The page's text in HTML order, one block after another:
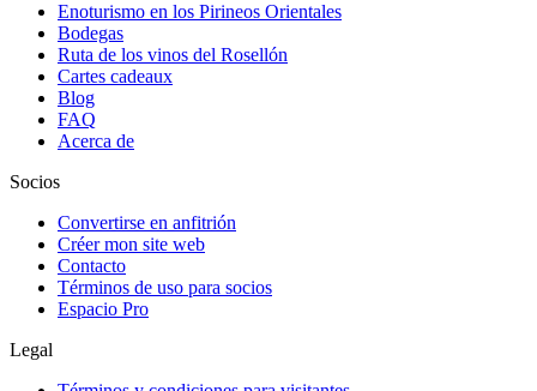
Enoturismo en los Pirineos Orientales
Bodegas
Ruta de los vinos del Rosellón
Cartes cadeaux
Blog
FAQ
Acerca de
Socios
Convertirse en anfitrión
Créer mon site web
Contacto
Términos de uso para socios
Espacio Pro
Legal